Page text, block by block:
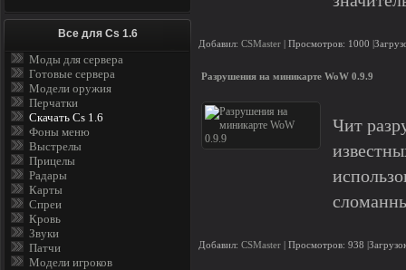
Все для Cs 1.6
Моды для сервера
Готовые сервера
Модели оружия
Перчатки
Скачать Cs 1.6
Фоны меню
Выстрелы
Прицелы
Радары
Карты
Спреи
Кровь
Звуки
Патчи
Модели игроков
Добавил: CSMaster | Просмотров: 1000
Разрушения на миникарте WoW 0.9.9
Чит
Добавил: CSMaster | Просмотров: 938